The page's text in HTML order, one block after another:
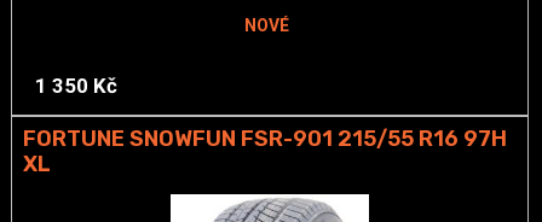
NOVÉ
1 350 Kč
FORTUNE SNOWFUN FSR-901 215/55 R16 97H
XL